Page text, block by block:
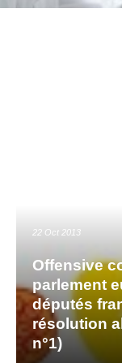
22 Oct 2013
Offensive
parlement
députés
résolution
n°1)